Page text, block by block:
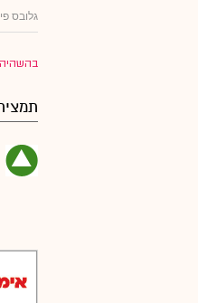
גלובס
בהשהיה של